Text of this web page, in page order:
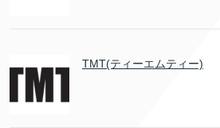
TMT(ティーエムティー)